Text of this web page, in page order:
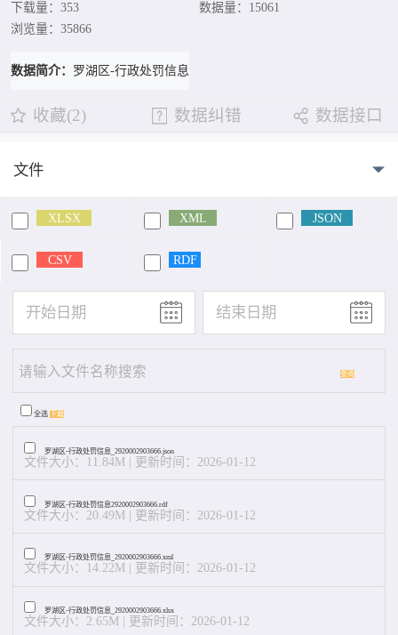
下载量：353
数据量：15061
浏览量：35866
数据简介： 罗湖区-行政处罚信息
收藏(2) 数据纠错 数据接口
文件
XLSX XML JSON
CSV RDF
查询
全选 下载
罗湖区-行政处罚信息_2920002903666.json
文件大小：11.84M | 更新时间：2026-01-12
罗湖区-行政处罚信息2920002903666.rdf
文件大小：20.49M | 更新时间：2026-01-12
罗湖区-行政处罚信息_2920002903666.xml
文件大小：14.22M | 更新时间：2026-01-12
罗湖区-行政处罚信息_2920002903666.xlsx
文件大小：2.65M | 更新时间：2026-01-12